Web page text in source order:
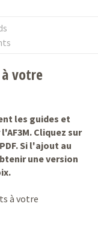
votre
les guides et
Cliquez sur
Si l'ajout au
une version
à votre